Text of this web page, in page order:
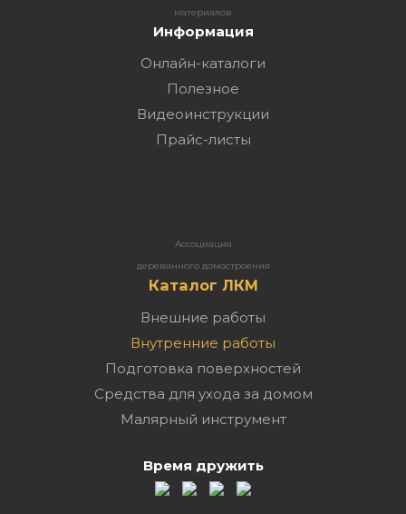
материалов
Информация
Онлайн-каталоги
Полезное
Видеоинструкции
Прайс-листы
Ассоциация
деревянного домостроения
Каталог ЛКМ
Внешние работы
Внутренние работы
Подготовка поверхностей
Средства для ухода за домом
Малярный инструмент
Время дружить